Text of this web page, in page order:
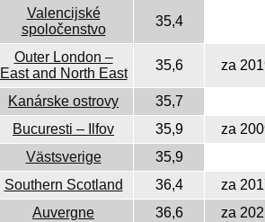
Valencijské
spoločenstvo
35,4
Outer London –
East and North East
35,6 za
Kanárske ostrovy
35,7
Bucuresti – Ilfov 35,9
za
Västsverige
35,9
Southern Scotland 36,4
za
Auvergne 36,6
za